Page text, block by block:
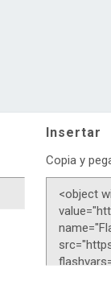
Insertar
Copia y